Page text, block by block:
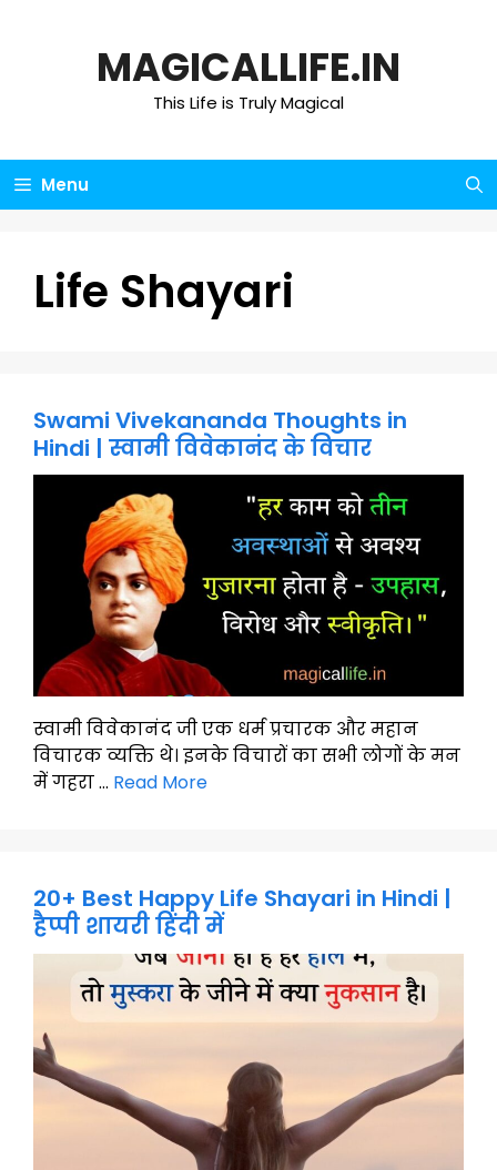
MAGICALLIFE.IN
This Life is Truly Magical
Menu
Life Shayari
Swami Vivekananda Thoughts in
Hindi | स्वामी विवेकानंद के विचार
स्वामी विवेकानंद जी एक धर्म प्रचारक और महान
विचारक व्यक्ति थे। इनके विचारों का सभी लोगों के मन
में गहरा … Read More
20+ Best Happy Life Shayari in Hindi |
हैप्पी शायरी हिंदी में